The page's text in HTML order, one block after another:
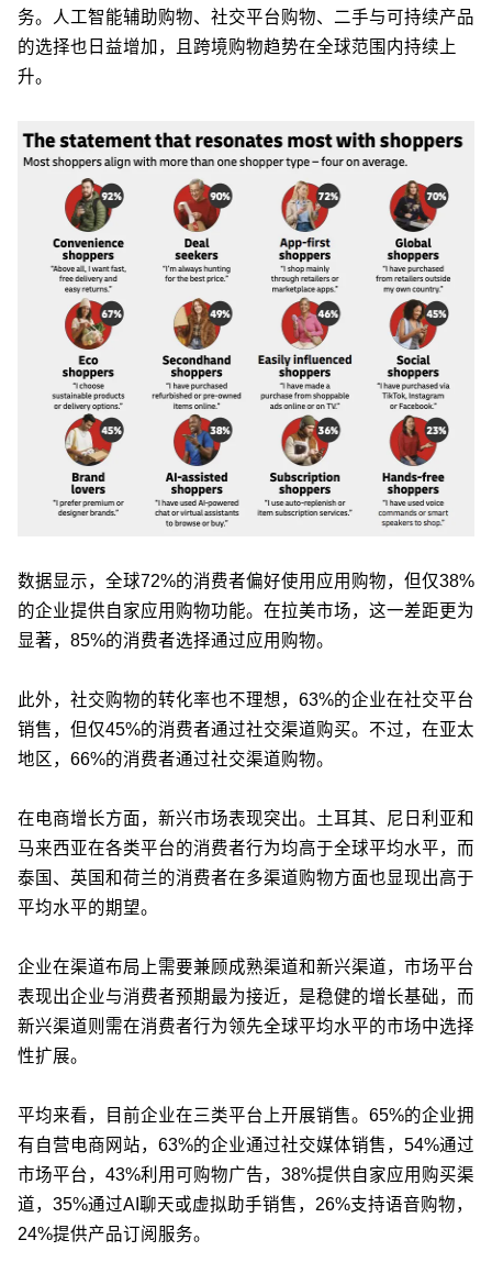
务。人工智能辅助购物、社交平台购物、二手与可持续产品
的选择也日益增加，且跨境购物趋势在全球范围内持续上
升。
数据显示，全球72%的消费者偏好使用应用购物，但仅38%
的企业提供自家应用购物功能。在拉美市场，这一差距更为
显著，85%的消费者选择通过应用购物。
此外，社交购物的转化率也不理想，63%的企业在社交平台
销售，但仅45%的消费者通过社交渠道购买。不过，在亚太
地区，66%的消费者通过社交渠道购物。
在电商增长方面，新兴市场表现突出。土耳其、尼日利亚和
马来西亚在各类平台的消费者行为均高于全球平均水平，而
泰国、英国和荷兰的消费者在多渠道购物方面也显现出高于
平均水平的期望。
企业在渠道布局上需要兼顾成熟渠道和新兴渠道，市场平台
表现出企业与消费者预期最为接近，是稳健的增长基础，而
新兴渠道则需在消费者行为领先全球平均水平的市场中选择
性扩展。
平均来看，目前企业在三类平台上开展销售。65%的企业拥
有自营电商网站，63%的企业通过社交媒体销售，54%通过
市场平台，43%利用可购物广告，38%提供自家应用购买渠
道，35%通过AI聊天或虚拟助手销售，26%支持语音购物，
24%提供产品订阅服务。